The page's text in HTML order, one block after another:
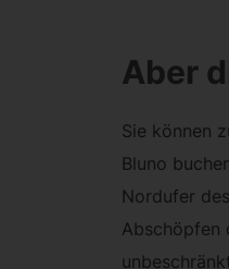
Aber
Sie können
Bluno
Nordufer
Abschöpfen